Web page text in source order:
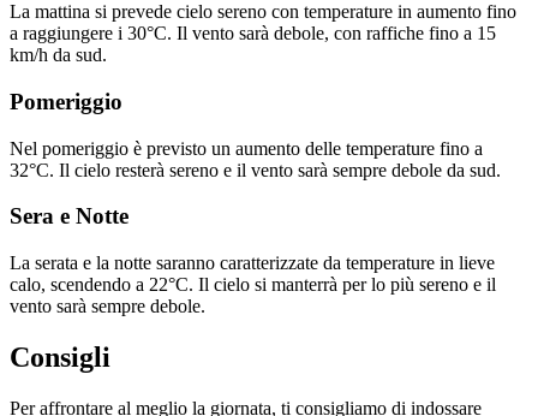
La mattina si prevede cielo sereno con temperature in aumento fino
a raggiungere i 30°C. Il vento sarà debole, con raffiche fino a 15
km/h da sud.
Pomeriggio
Nel pomeriggio è previsto un aumento delle temperature fino a
32°C. Il cielo resterà sereno e il vento sarà sempre debole da sud.
Sera e Notte
La serata e la notte saranno caratterizzate da temperature in lieve
calo, scendendo a 22°C. Il cielo si manterrà per lo più sereno e il
vento sarà sempre debole.
Consigli
Per affrontare al meglio la giornata, ti consigliamo di indossare